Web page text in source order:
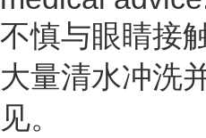
不慎与眼睛接
大量清水冲洗
见。